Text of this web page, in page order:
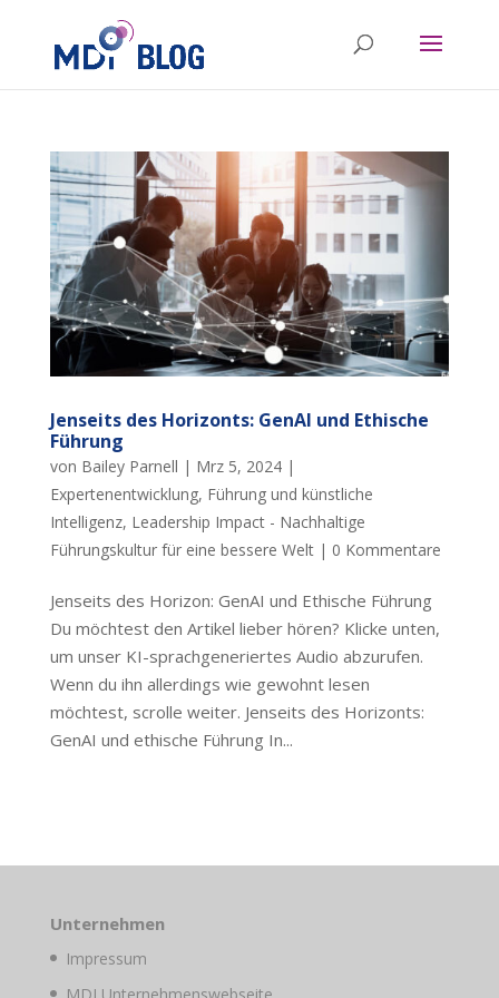
Jenseits des Horizonts: GenAI und Ethische
Führung
von Bailey Parnell | Mrz 5, 2024|
Expertenentwicklung, Führung und künstliche
Intelligenz, Leadership Impact - Nachhaltige
Führungskultur für eine bessere Welt| 0 Kommentare
Jenseits des Horizon: GenAI und Ethische Führung
Du möchtest den Artikel lieber hören? Klicke unten,
um unser KI-sprachgeneriertes Audio abzurufen.
Wenn du ihn allerdings wie gewohnt lesen
möchtest, scrolle weiter. Jenseits des Horizonts:
GenAI und ethische Führung In...
Unternehmen
Impressum
MDI Unternehmenswebseite